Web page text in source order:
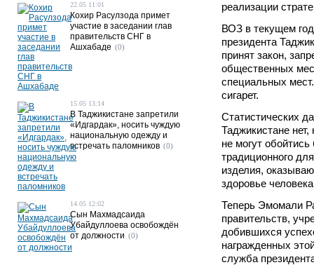
реализации
ВОЗ в текущем
президента
принят закон,
общественных
специальных
сигарет.
Статистических
Таджикистане
не могут
традиционного
изделия,
здоровье
Теперь Эмомали
правительств,
добившихся
награжденных
служба
22.05 11:01
Кохир Расулзода примет
участие в заседании глав
правительств СНГ в
Ашхабаде (0)
15.05 13:14
В Таджикистане запретили
«Идгардак», носить чуждую
национальную одежду и
встречать паломников (0)
14.05 12:02
Сын Махмадсаида
Убайдуллоева освобождён
от должности (0)